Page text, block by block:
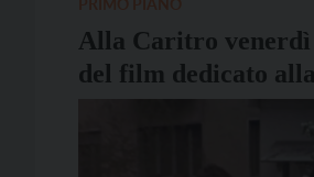
Alla Caritro venerdì
del film dedicato
Villaggi SOS